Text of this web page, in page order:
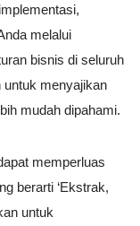
melalui
bisnis di seluruh
untuk menyajikan
mudah dipahami.
memperluas
berarti ‘Ekstrak,
untuk